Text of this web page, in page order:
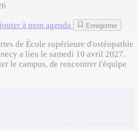
à mon agenda Enregistrer
de École supérieure d'ostéopathie
a lieu le samedi 10 avril 2027.
le campus, de rencontrer l'équipe